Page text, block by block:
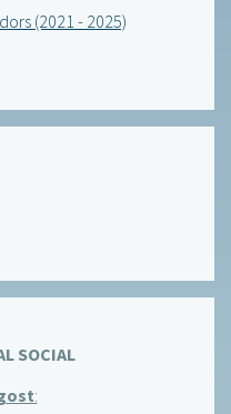
(2021 - 2025)
SOCIAL
: